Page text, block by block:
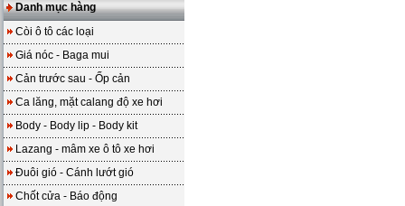
Danh mục hàng
Còi ô tô các loại
Giá nóc - Baga mui
Cản trước sau - Ốp cản
Ca lăng, mặt calang độ xe hơi
Body - Body lip - Body kit
Lazang - mâm xe ô tô xe hơi
Đuôi gió - Cánh lướt gió
Chốt cửa - Báo động